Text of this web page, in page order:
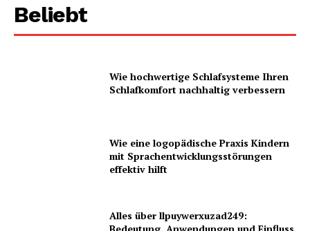
Beliebt
Wie hochwertige Schlafsysteme Ihren
Schlafkomfort nachhaltig verbessern
Wie eine logopädische Praxis Kindern
mit Sprachentwicklungsstörungen
effektiv hilft
Alles über llpuywerxuzad249: